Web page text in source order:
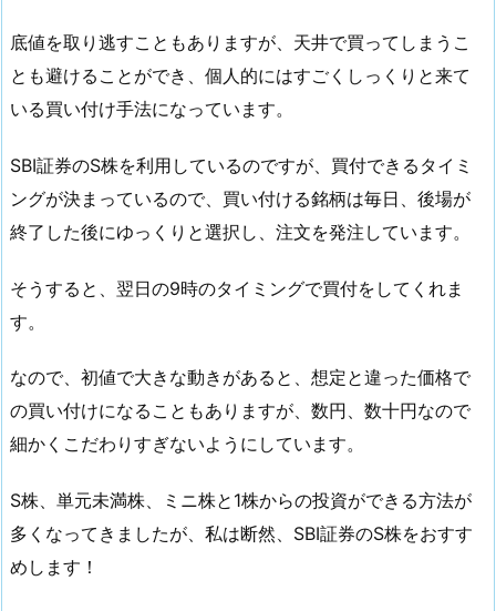
底値を取り逃すこともありますが、天井で買ってしまうこ
とも避けることができ、個人的にはすごくしっくりと来て
いる買い付け手法になっています。
SBI証券のS株を利用しているのですが、買付できるタイミ
ングが決まっているので、買い付ける銘柄は毎日、後場が
終了した後にゆっくりと選択し、注文を発注しています。
そうすると、翌日の9時のタイミングで買付をしてくれま
す。
なので、初値で大きな動きがあると、想定と違った価格で
の買い付けになることもありますが、数円、数十円なので
細かくこだわりすぎないようにしています。
S株、単元未満株、ミニ株と1株からの投資ができる方法が
多くなってきましたが、私は断然、SBI証券のS株をおすす
めします！